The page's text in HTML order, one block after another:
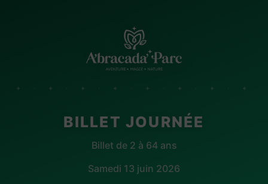
✦ · ✦ · ✦ · ✦ · ✦ · ✦ · ✦ · ✦
BILLET JOURNÉE
Billet de 2 à 64 ans
Samedi 13 juin 2026